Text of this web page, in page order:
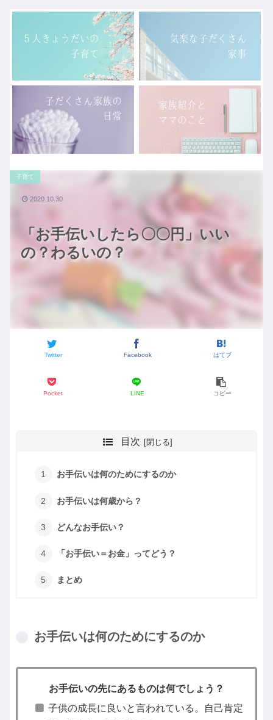
「お手伝いしたら〇〇円」いい
の？わるいの？
子育て
Twitter Facebook はてブ
Pocket LINE コピー
2020.10.30
目次
お手伝いは何のためにするのか
お手伝いは何歳から？
どんなお手伝い？
「お手伝い＝お金」ってどう？
まとめ
お手伝いは何のためにするのか
お手伝いの先にあるものは何でしょう？
子供の成長に良いと言われている。自己肯定